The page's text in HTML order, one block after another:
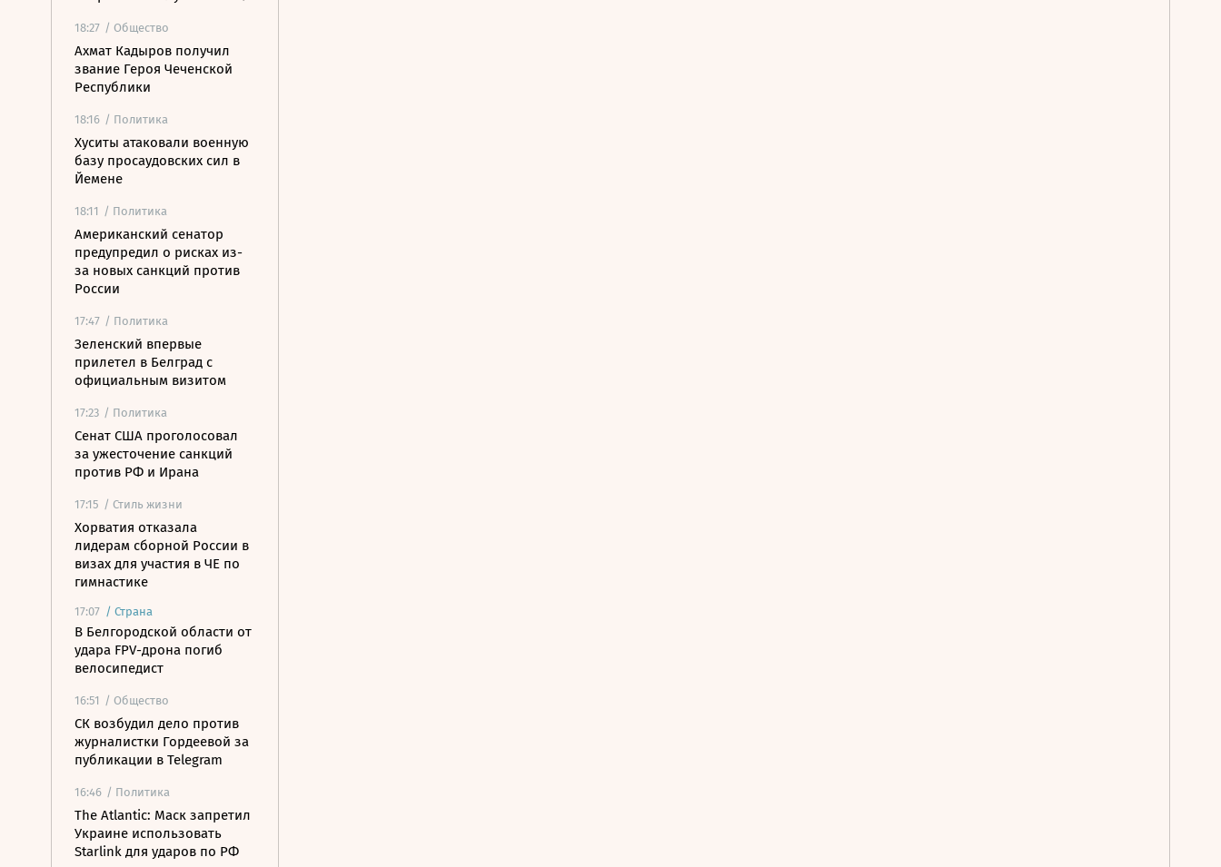
18:27 / Общество
Ахмат Кадыров получил
звание Героя Чеченской
Республики
18:16 / Политика
Хуситы атаковали военную
базу просаудовских сил в
Йемене
18:11 / Политика
Американский сенатор
предупредил о рисках из-
за новых санкций против
России
17:47 / Политика
Зеленский впервые
прилетел в Белград с
официальным визитом
17:23 / Политика
Сенат США проголосовал
за ужесточение санкций
против РФ и Ирана
17:15 / Стиль жизни
Хорватия отказала
лидерам сборной России в
визах для участия в ЧЕ по
гимнастике
17:07 / Страна
В Белгородской области от
удара FPV-дрона погиб
велосипедист
16:51 / Общество
СК возбудил дело против
журналистки Гордеевой за
публикации в Telegram
16:46 / Политика
The Atlantic: Маск запретил
Украине использовать
Starlink для ударов по РФ